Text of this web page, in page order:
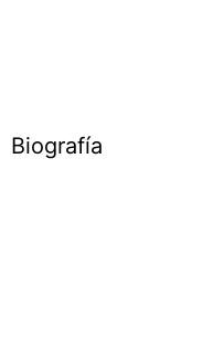
Biografía